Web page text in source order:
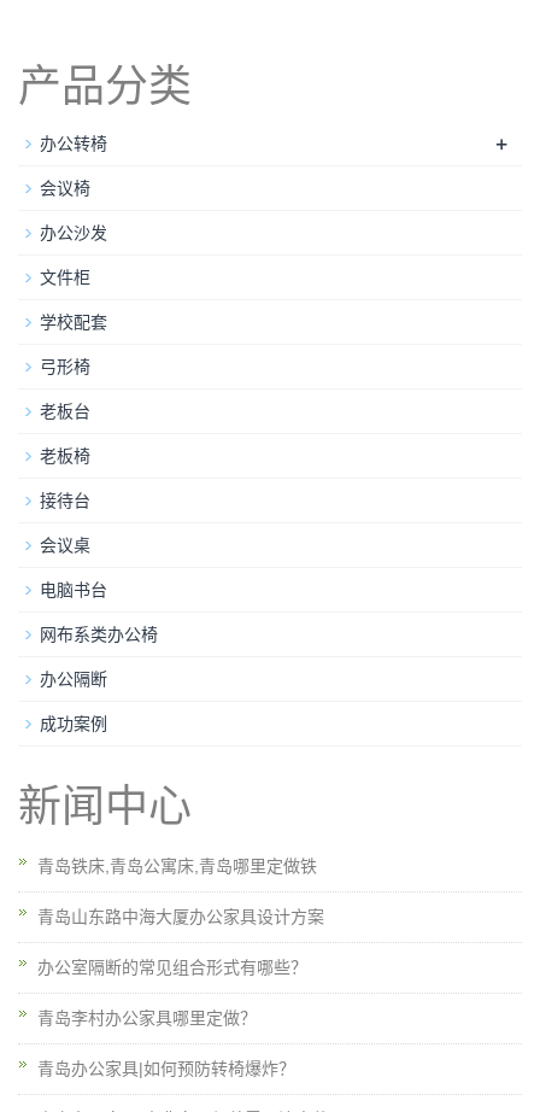
产品分类
办公转椅 +
会议椅
办公沙发
文件柜
学校配套
弓形椅
老板台
老板椅
接待台
会议桌
电脑书台
网布系类办公椅
办公隔断
成功案例
新闻中心
青岛铁床,青岛公寓床,青岛哪里定做铁
青岛山东路中海大厦办公家具设计方案
办公室隔断的常见组合形式有哪些？
青岛李村办公家具哪里定做？
青岛办公家具|如何预防转椅爆炸？